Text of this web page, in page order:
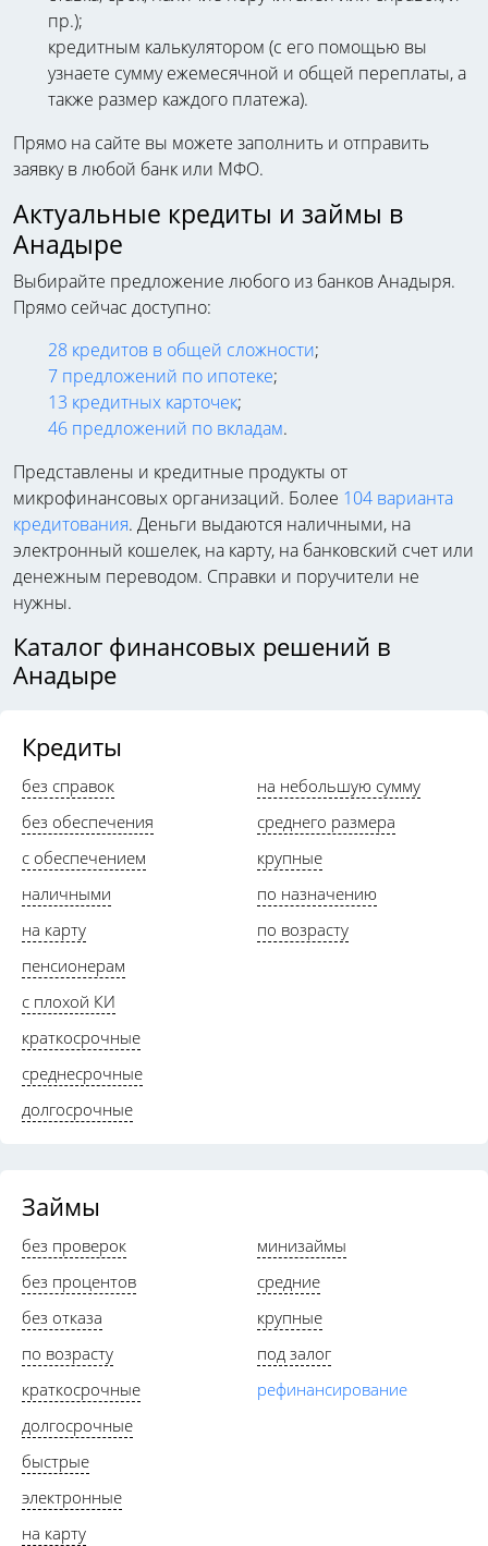
пр.);
кредитным калькулятором (с его помощью вы
узнаете сумму ежемесячной и общей переплаты, а
также размер каждого платежа).
Прямо на сайте вы можете заполнить и отправить
заявку в любой банк или МФО.
Актуальные кредиты и займы в
Анадыре
Выбирайте предложение любого из банков Анадыря.
Прямо сейчас доступно:
28 кредитов в общей сложности;
7 предложений по ипотеке;
13 кредитных карточек;
46 предложений по вкладам.
Представлены и кредитные продукты от
микрофинансовых организаций. Более 104 варианта
кредитования. Деньги выдаются наличными, на
электронный кошелек, на карту, на банковский счет или
денежным переводом. Справки и поручители не
нужны.
Каталог финансовых решений в
Анадыре
Кредиты
без справок
без обеспечения
с обеспечением
наличными
на карту
пенсионерам
с плохой КИ
краткосрочные
среднесрочные
долгосрочные
на небольшую сумму
среднего размера
крупные
по назначению
по возрасту
Займы
без проверок
без процентов
без отказа
по возрасту
краткосрочные
долгосрочные
быстрые
электронные
на карту
минизаймы
средние
крупные
под залог
рефинансирование